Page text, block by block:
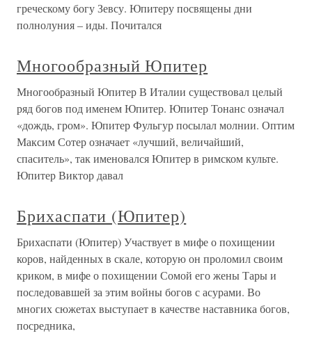
греческому богу Зевсу. Юпитеру посвящены дни
полнолуния – иды. Почитался
Многообразный Юпитер
Многообразный Юпитер В Италии существовал целый
ряд богов под именем Юпитер. Юпитер Тонанс означал
«дождь, гром». Юпитер Фульгур посылал молнии. Оптим
Максим Сотер означает «лучший, величайший,
спаситель», так именовался Юпитер в римском культе.
Юпитер Виктор давал
Брихаспати (Юпитер)
Брихаспати (Юпитер) Участвует в мифе о похищении
коров, найденных в скале, которую он проломил своим
криком, в мифе о похищении Сомой его жены Тары и
последовавшей за этим войны богов с асурами. Во
многих сюжетах выступает в качестве наставника богов,
посредника,